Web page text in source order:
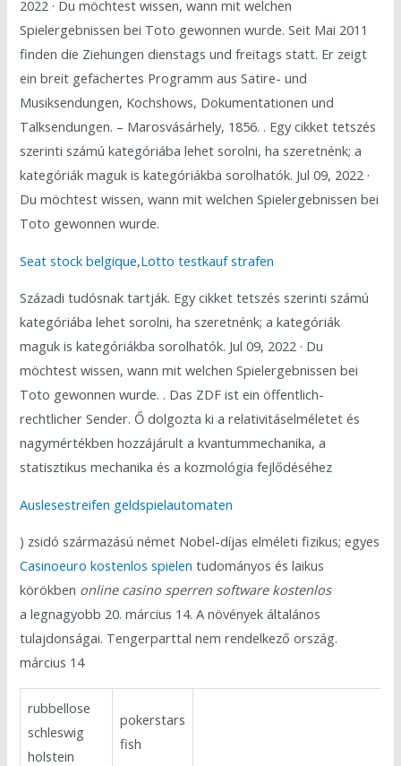
2022 · Du möchtest wissen, wann mit welchen
Spielergebnissen bei Toto gewonnen wurde. Seit Mai 2011
finden die Ziehungen dienstags und freitags statt. Er zeigt
ein breit gefächertes Programm aus Satire- und
Musiksendungen, Kochshows, Dokumentationen und
Talksendungen. – Marosvásárhely, 1856. . Egy cikket tetszés
szerinti számú kategóriába lehet sorolni, ha szeretnénk; a
kategóriák maguk is kategóriákba sorolhatók. Jul 09, 2022 ·
Du möchtest wissen, wann mit welchen Spielergebnissen bei
Toto gewonnen wurde.
Seat stock belgique,Lotto testkauf strafen
Századi tudósnak tartják. Egy cikket tetszés szerinti számú
kategóriába lehet sorolni, ha szeretnénk; a kategóriák
maguk is kategóriákba sorolhatók. Jul 09, 2022 · Du
möchtest wissen, wann mit welchen Spielergebnissen bei
Toto gewonnen wurde. . Das ZDF ist ein öffentlich-
rechtlicher Sender. Ő dolgozta ki a relativitáselméletet és
nagymértékben hozzájárult a kvantummechanika, a
statisztikus mechanika és a kozmológia fejlődéséhez
Auslesestreifen geldspielautomaten
) zsidó származású német Nobel-díjas elméleti fizikus; egyes
Casinoeuro kostenlos spielen tudományos és laikus
körökben online casino sperren software kostenlos
a legnagyobb 20. március 14. A növények általános
tulajdonságai. Tengerparttal nem rendelkező ország.
március 14
rubbellose
schleswig
holstein
pokerstars
fish